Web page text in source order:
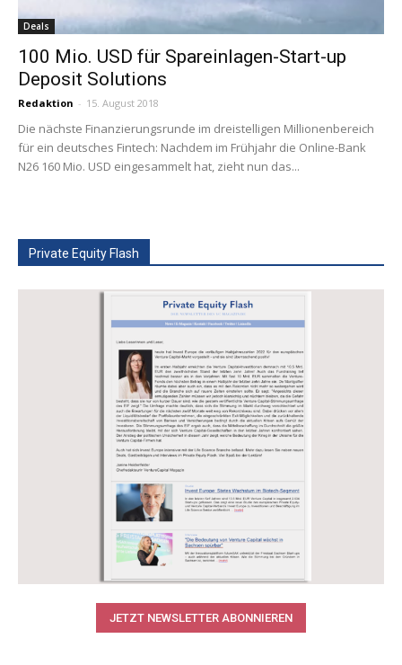
Deals
100 Mio. USD für Spareinlagen-Start-up
Deposit Solutions
Redaktion - 15. August 2018
Die nächste Finanzierungsrunde im dreistelligen Millionenbereich
für ein deutsches Fintech: Nachdem im Frühjahr die Online-Bank
N26 160 Mio. USD eingesammelt hat, zieht nun das...
Private Equity Flash
JETZT NEWSLETTER ABONNIEREN